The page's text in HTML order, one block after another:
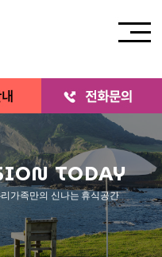
TODAY
가족만의 신나는 휴식공간